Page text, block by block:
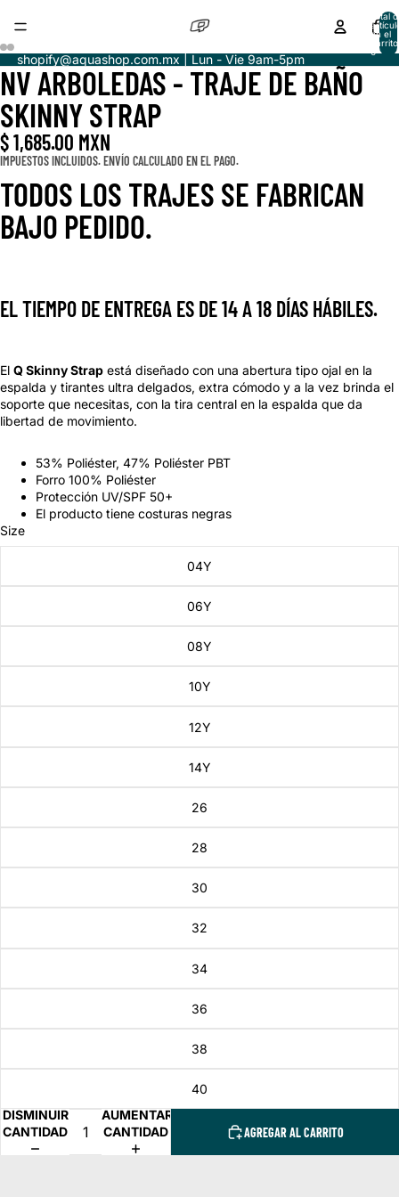
Total
en el
0
shopify@aquashop.com.mx | Lun - Vie 9am-5pm
ABRIR
IMAGEN
A
PANTALLA
COMPLETA
ABRIR
IMAGEN
A
PANTALLA
COMPLETA
ABRIR
IMAGEN
A
PANTALLA
COMPLETA
ABRIR
IMAGEN
A
PANTALLA
COMPLETA
NV ARBOLEDAS - TRAJE DE BAÑO
SKINNY STRAP
$ 1,685.00 MXN
IMPUESTOS INCLUIDOS. ENVÍO CALCULADO EN EL PAGO.
TODOS LOS TRAJES SE FABRICAN
BAJO PEDIDO.
EL TIEMPO DE ENTREGA ES DE 14 A 18 DÍAS HÁBILES.
El Q Skinny Strap está diseñado con una abertura tipo ojal en la
espalda y tirantes ultra delgados, extra cómodo y a la vez brinda el
soporte que necesitas, con la tira central en la espalda que da
libertad de movimiento.
53% Poliéster, 47% Poliéster PBT
Forro 100% Poliéster
Protección UV/SPF 50+
El producto tiene costuras negras
Size
04Y
06Y
08Y
10Y
12Y
14Y
26
28
30
32
34
36
38
40
DISMINUIR
CANTIDAD
AUMENTAR
CANTIDAD
AGREGAR AL CARRITO